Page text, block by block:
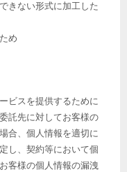
きない形式に加工した
め
ビスを提供するために
託先に対してお客様の
合、個人情報を適切に
し、契約等において個
客様の個人情報の漏洩